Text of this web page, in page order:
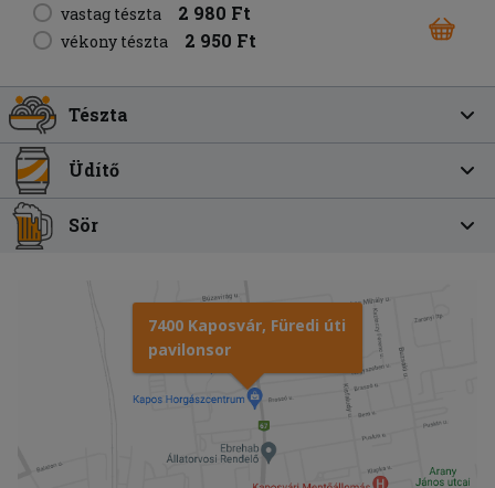
vastag tészta
2 980 Ft
vékony tészta 2 950 Ft
Tészta
Üdítő
Sör
7400 Kaposvár, Füredi úti
pavilonsor